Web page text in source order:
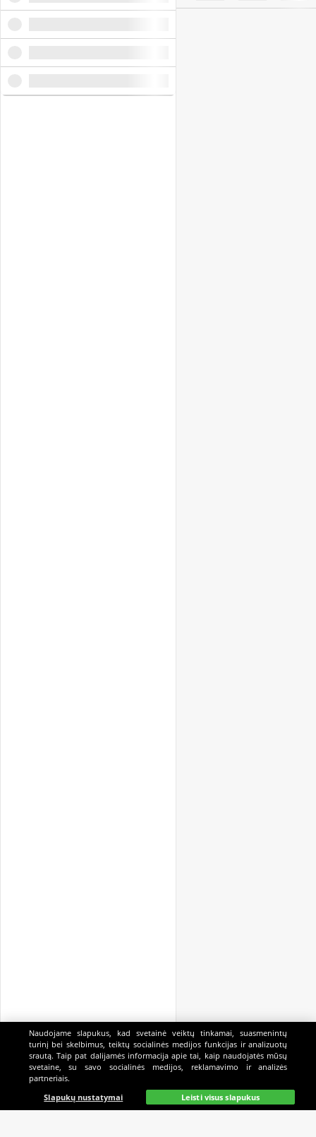
Pagrindinis Gyvai Paieška Mano Kazino
Naudojame slapukus, kad svetainė veiktų tinkamai, suasmenintų
turinį bei skelbimus, teiktų socialinės medijos funkcijas ir analizuotų
srautą. Taip pat dalijamės informacija apie tai, kaip naudojatės mūsų
svetaine, su savo socialinės medijos, reklamavimo ir analizės
partneriais.
Slapukų nustatymai
Leisti visus slapukus